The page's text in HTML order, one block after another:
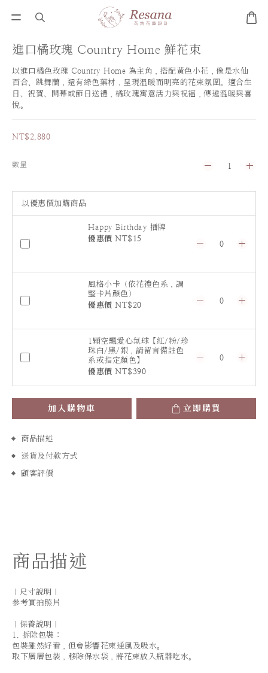
進口橘玫瑰 Country Home 鮮花束
以進口橘色玫瑰 Country Home 為主角，搭配黃色小花，像是水仙
百合、跳舞蘭，還有綠色葉材，呈現溫暖而明亮的花束氛圍。適合生
日、祝賀、開幕或節日送禮，橘玫瑰寓意活力與祝福，傳遞溫暖與喜
悅。
NT$2,880
數量
以優惠價加購商品
Happy Birthday 插牌
優惠價 NT$15
風格小卡（依花禮色系，調
整卡片顏色）
優惠價 NT$20
1顆空飄愛心氣球【紅/粉/珍
珠白/黑/銀，請留言備註色
系或指定顏色】
優惠價 NT$390
加入購物車 立即購買
商品描述
送貨及付款方式
顧客評價
商品描述
｜尺寸說明｜
參考實拍照片
｜保養說明｜
1. 拆除包裝：
包裝雖然好看，但會影響花束通風及吸水。
取下層層包裝，移除保水袋，將花束放入瓶器吃水。